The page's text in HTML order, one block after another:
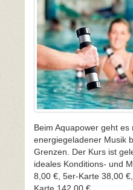
Beim Aquapower geht es
energiegeladener Musik
Grenzen. Der Kurs ist
ideales Konditions- und
8,00 €, 5er-Karte 38,00